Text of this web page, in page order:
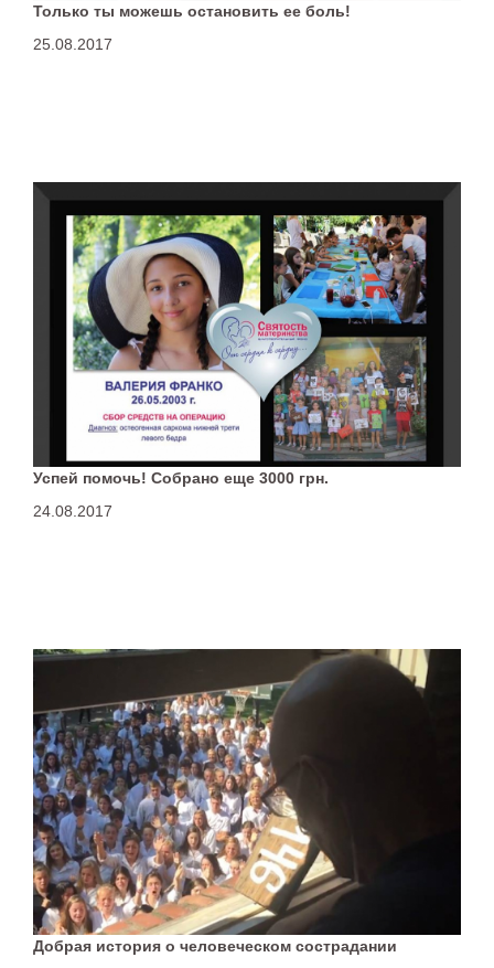
Только ты можешь остановить ее боль!
25.08.2017
Успей помочь! Собрано еще 3000 грн.
24.08.2017
Добрая история о человеческом сострадании